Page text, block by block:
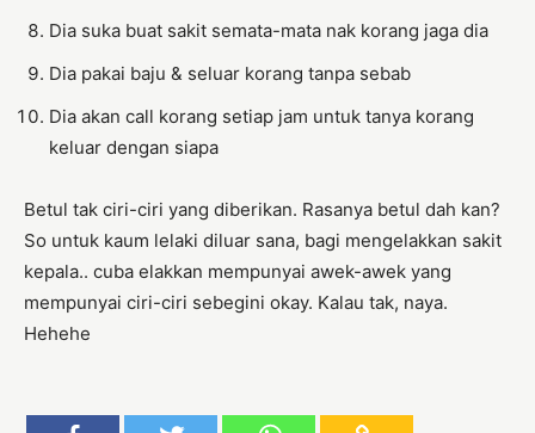
Dia suka buat sakit semata-mata nak korang jaga dia
Dia pakai baju & seluar korang tanpa sebab
Dia akan call korang setiap jam untuk tanya korang
keluar dengan siapa
Betul tak ciri-ciri yang diberikan. Rasanya betul dah kan?
So untuk kaum lelaki diluar sana, bagi mengelakkan sakit
kepala.. cuba elakkan mempunyai awek-awek yang
mempunyai ciri-ciri sebegini okay. Kalau tak, naya.
Hehehe